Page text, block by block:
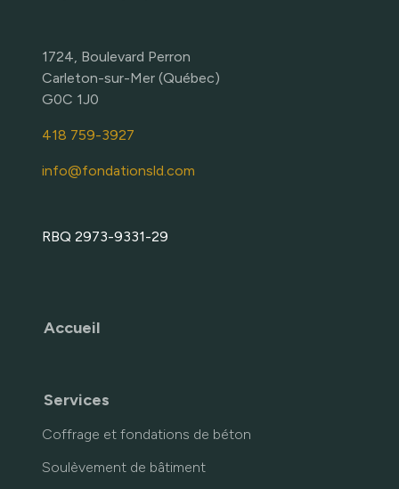
1724, Boulevard Perron
Carleton-sur-Mer (Québec)
G0C 1J0
418 759-3927
info@fondationsld.com
RBQ 2973-9331-29
Accueil
Services
Coffrage et fondations de béton
Soulèvement de bâtiment